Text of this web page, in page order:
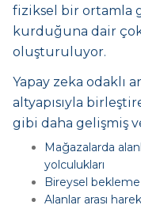
fiziksel bir ortamla
kurduğuna dair
oluşturuluyor.
Yapay zeka odaklı
altyapısıyla
gibi daha gelişmiş
Mağazalarda
yolculukları
Bireysel
Alanlar arası